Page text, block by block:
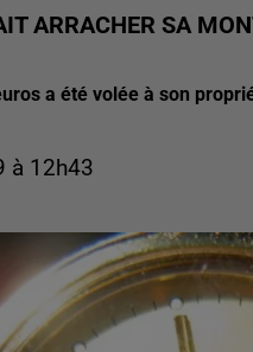
ARRACHER SA
a été volée à son
à 12h43